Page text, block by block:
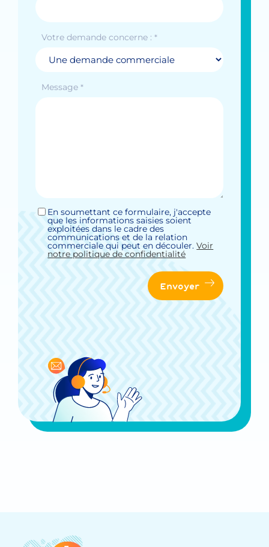
Votre demande concerne : *
Message *
Sans
titre
En soumettant ce formulaire, j'accepte
que les informations saisies soient
exploitées dans le cadre des
communications et de la relation
commerciale qui peut en découler.Voir
notre politique de confidentialité